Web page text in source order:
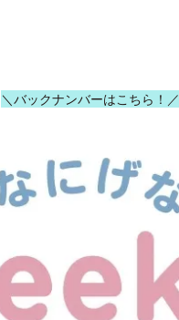
＼バックナンバーはこちら！／